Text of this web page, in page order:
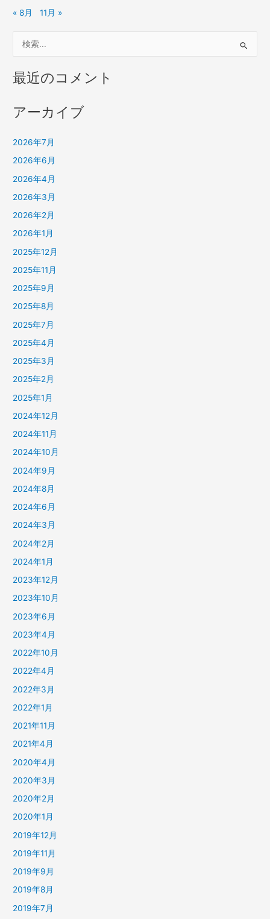
« 8月 11月 »
対
象
最近のコメント
アーカイブ
2026年7月
2026年6月
2026年4月
2026年3月
2026年2月
2026年1月
2025年12月
2025年11月
2025年9月
2025年8月
2025年7月
2025年4月
2025年3月
2025年2月
2025年1月
2024年12月
2024年11月
2024年10月
2024年9月
2024年8月
2024年6月
2024年3月
2024年2月
2024年1月
2023年12月
2023年10月
2023年6月
2023年4月
2022年10月
2022年4月
2022年3月
2022年1月
2021年11月
2021年4月
2020年4月
2020年3月
2020年2月
2020年1月
2019年12月
2019年11月
2019年9月
2019年8月
2019年7月